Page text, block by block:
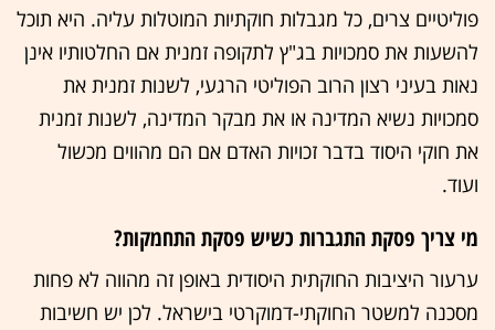
פוליטיים צרים, כל מגבלות חוקתיות המוטלות עליה. היא תוכל
להשעות את סמכויות בג"ץ לתקופה זמנית אם החלטותיו אינן
נאות בעיני רצון הרוב הפוליטי הרגעי, לשנות זמנית את
סמכויות נשיא המדינה או את מבקר המדינה, לשנות זמנית
את חוקי היסוד בדבר זכויות האדם אם הם מהווים מכשול
ועוד.
מי צריך פסקת התגברות כשיש פסקת התחמקות?
ערעור היציבות החוקתית היסודית באופן זה מהווה לא פחות
מסכנה למשטר החוקתי-דמוקרטי בישראל. לכן יש חשיבות